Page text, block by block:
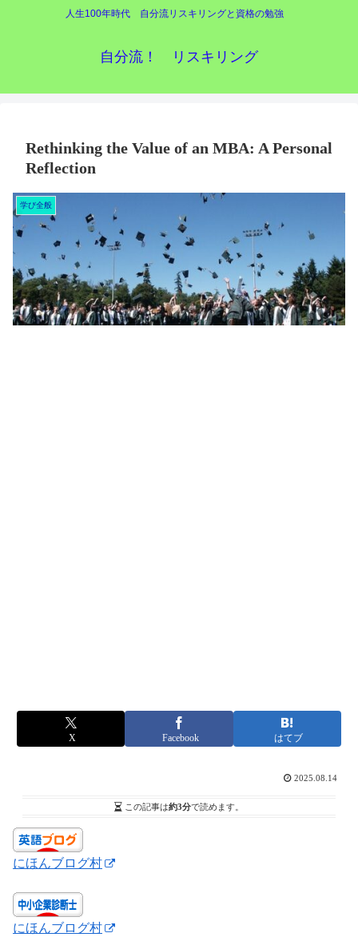
人生100年時代 自分流リスキリングと資格の勉強
自分流！ リスキリング
Rethinking the Value of an MBA: A Personal
Reflection
学び全般
X Facebook はてブ
2025.08.14
この記事は約3分で読めます。
にほんブログ村
にほんブログ村